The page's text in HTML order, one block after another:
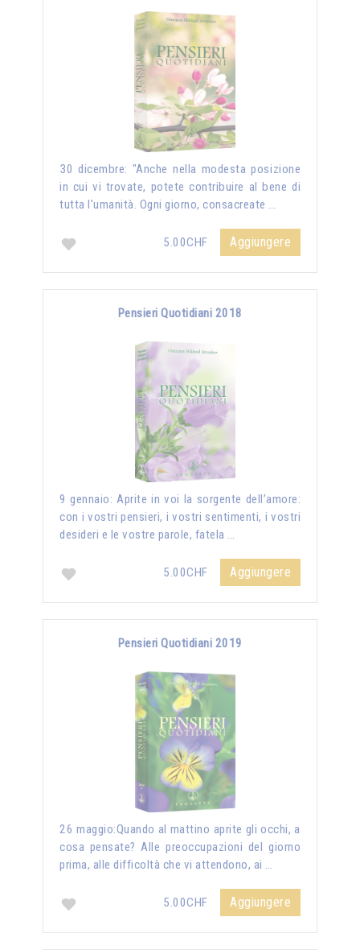
30 dicembre: "Anche nella modesta posizione
in cui vi trovate, potete contribuire al bene di
tutta l'umanità. Ogni giorno, consacreate …
5.00CHF Aggiungere
Pensieri Quotidiani 2018
9 gennaio: Aprite in voi la sorgente dell’amore:
con i vostri pensieri, i vostri sentimenti, i vostri
desideri e le vostre parole, fatela …
5.00CHF Aggiungere
Pensieri Quotidiani 2019
26 maggio:Quando al mattino aprite gli occhi, a
cosa pensate? Alle preoccupazioni del giorno
prima, alle difficoltà che vi attendono, ai …
5.00CHF Aggiungere